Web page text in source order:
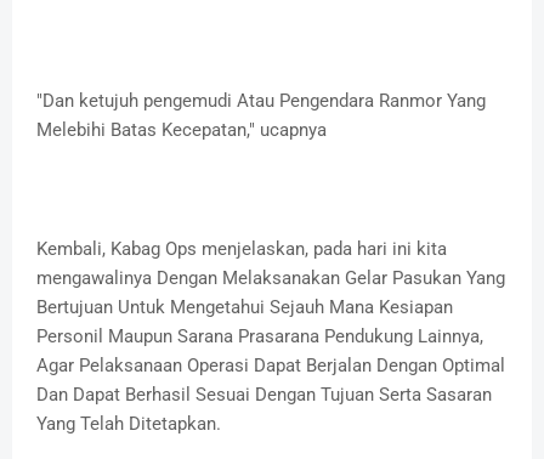
"Dan ketujuh pengemudi Atau Pengendara Ranmor Yang
Melebihi Batas Kecepatan," ucapnya
Kembali, Kabag Ops menjelaskan, pada hari ini kita
mengawalinya Dengan Melaksanakan Gelar Pasukan Yang
Bertujuan Untuk Mengetahui Sejauh Mana Kesiapan
Personil Maupun Sarana Prasarana Pendukung Lainnya,
Agar Pelaksanaan Operasi Dapat Berjalan Dengan Optimal
Dan Dapat Berhasil Sesuai Dengan Tujuan Serta Sasaran
Yang Telah Ditetapkan.